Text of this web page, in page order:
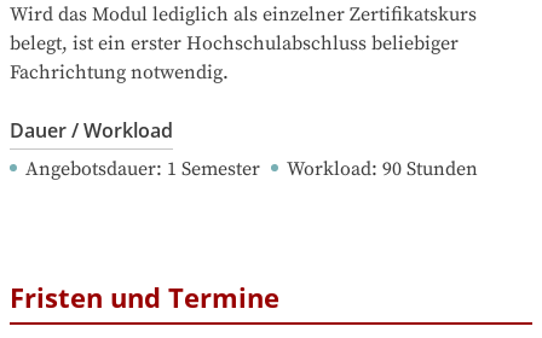
Wird das Modul lediglich als einzelner Zertifikatskurs
belegt, ist ein erster Hochschulabschluss beliebiger
Fachrichtung notwendig.
Dauer / Workload
Angebotsdauer: 1 Semester Workload: 90 Stunden
Fristen und Termine